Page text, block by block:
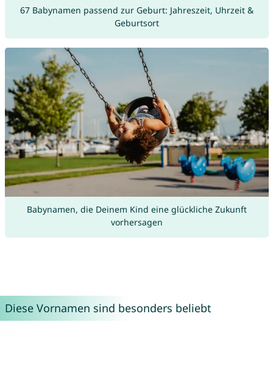
67 Babynamen passend zur Geburt: Jahreszeit, Uhrzeit &
Geburtsort
Babynamen, die Deinem Kind eine glückliche Zukunft
vorhersagen
Diese Vornamen sind besonders beliebt